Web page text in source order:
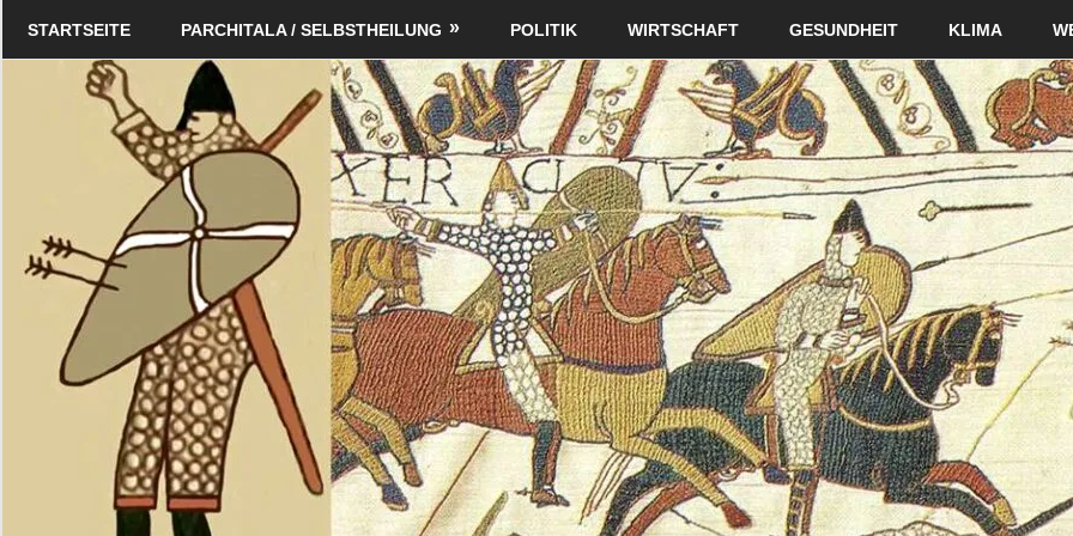
Schildverlag
STARTSEITE PARCHITALA / SELBSTHEILUNG POLITIK WIRTSCHAFT GESUNDHEIT KLIMA